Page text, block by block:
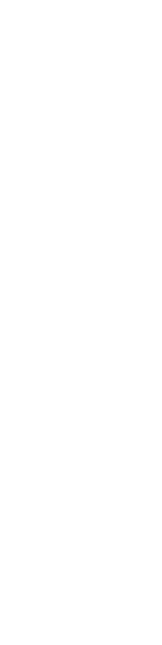
三甲医院睡眠门诊量同